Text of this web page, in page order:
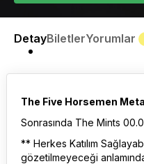
DetayBiletlerYorumlar
The Five Horsemen
Sonrasında The Mints
** Herkes Katılım
gözetilmeyeceği